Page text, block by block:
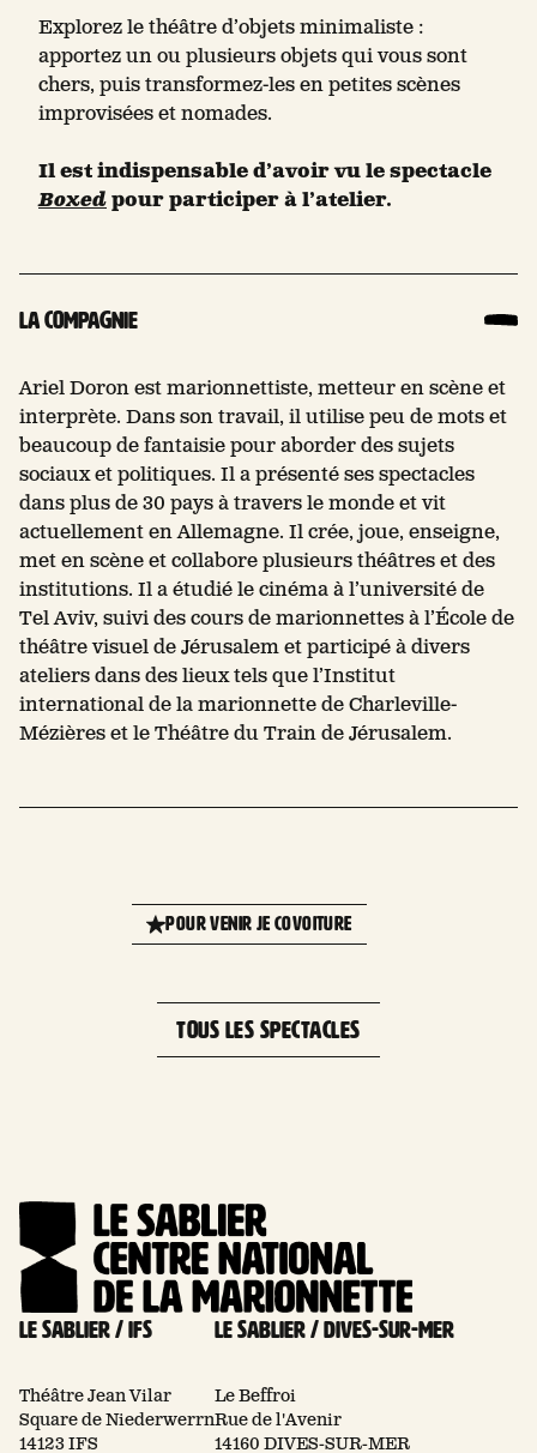
Explorez le théâtre d’objets minimaliste :
apportez un ou plusieurs objets qui vous sont
chers, puis transformez-les en petites scènes
improvisées et nomades.
Il est indispensable d’avoir vu le spectacle
Boxedpour participer à l’atelier.
La compagnie
Ariel Doron est marionnettiste, metteur en scène et
interprète. Dans son travail, il utilise peu de mots et
beaucoup de fantaisie pour aborder des sujets
sociaux et politiques. Il a présenté ses spectacles
dans plus de 30 pays à travers le monde et vit
actuellement en Allemagne. Il crée, joue, enseigne,
met en scène et collabore plusieurs théâtres et des
institutions. Il a étudié le cinéma à l’université de
Tel Aviv, suivi des cours de marionnettes à l’École de
théâtre visuel de Jérusalem et participé à divers
ateliers dans des lieux tels que l’Institut
international de la marionnette de Charleville-
Mézières et le Théâtre du Train de Jérusalem.
POUR VENIR JE COVOITURE
TOUS LES SPECTACLES
Le Sablier / Ifs
Théâtre Jean Vilar
Square de Niederwerrn
14123 IFS
Le Sablier / Dives-sur-mer
Le Beffroi
Rue de l'Avenir
14160 DIVES-SUR-MER